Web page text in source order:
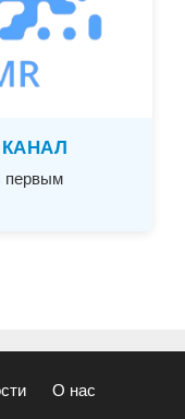
первым
О нас